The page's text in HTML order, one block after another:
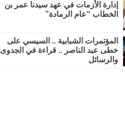
إدارة الأزمات في عهد سيدنا عمر بن
الخطاب “عام الرمادة”
المؤتمرات الشبابية .. السيسي على
خطى عبد الناصر .. قراءة في الجدوى
والرسائل